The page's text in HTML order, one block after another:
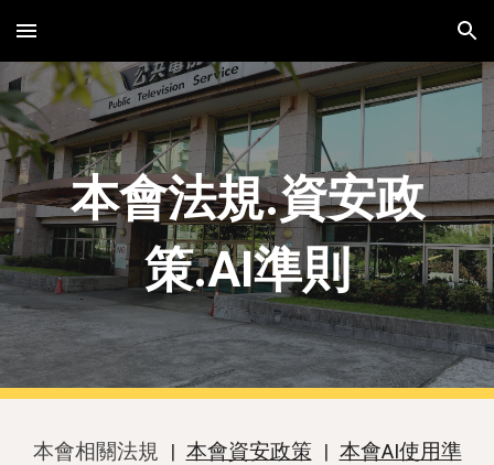
Skip to main content Skip to navigation
本會法規.資安政
策.AI準則
本會相關法規 | 本會資安政策| 本會AI使用準